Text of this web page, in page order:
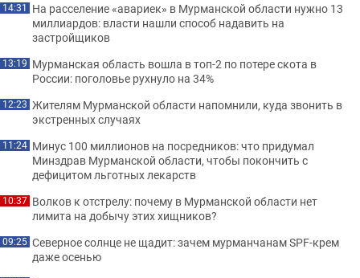
14:31 На расселение «авариек» в Мурманской области нужно 13
миллиардов: власти нашли способ надавить на
застройщиков
13:19 Мурманская область вошла в топ-2 по потере скота в
России: поголовье рухнуло на 34%
12:23 Жителям Мурманской области напомнили, куда звонить в
экстренных случаях
11:24 Минус 100 миллионов на посредников: что придумал
Минздрав Мурманской области, чтобы покончить с
дефицитом льготных лекарств
10:37 Волков к отстрелу: почему в Мурманской области нет
лимита на добычу этих хищников?
09:25 Северное солнце не щадит: зачем мурманчанам SPF-крем
даже осенью